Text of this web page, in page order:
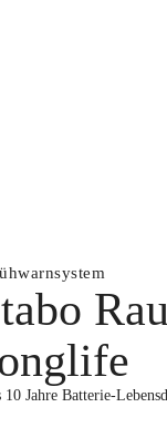
10 Jahre Batterie-